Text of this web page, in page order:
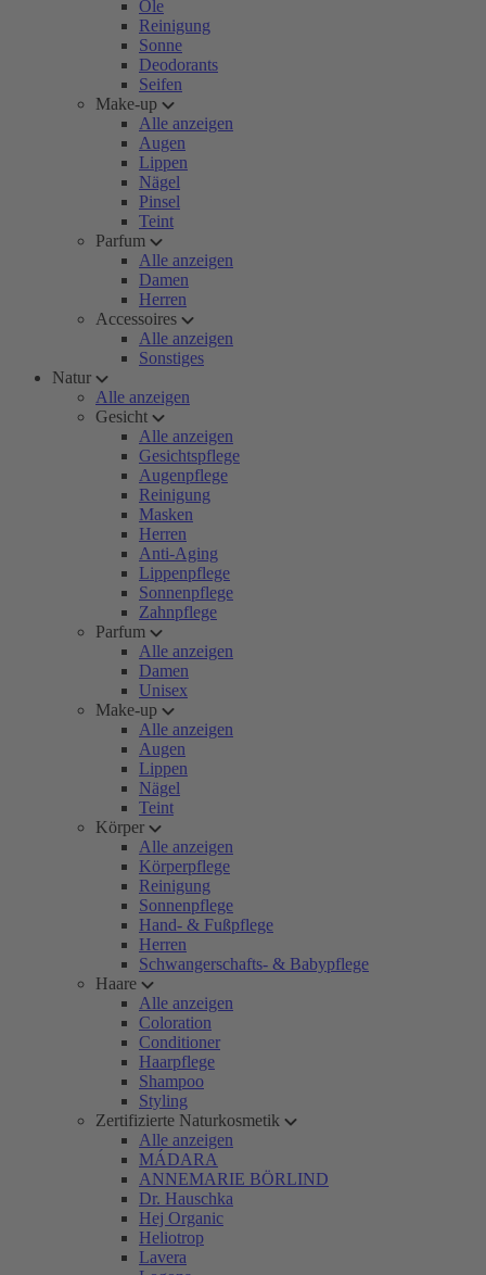
Öle
Reinigung
Sonne
Deodorants
Seifen
Make-up
Alle anzeigen
Augen
Lippen
Nägel
Pinsel
Teint
Parfum
Alle anzeigen
Damen
Herren
Accessoires
Alle anzeigen
Sonstiges
Natur
Alle anzeigen
Gesicht
Alle anzeigen
Gesichtspflege
Augenpflege
Reinigung
Masken
Herren
Anti-Aging
Lippenpflege
Sonnenpflege
Zahnpflege
Parfum
Alle anzeigen
Damen
Unisex
Make-up
Alle anzeigen
Augen
Lippen
Nägel
Teint
Körper
Alle anzeigen
Körperpflege
Reinigung
Sonnenpflege
Hand- & Fußpflege
Herren
Schwangerschafts- & Babypflege
Haare
Alle anzeigen
Coloration
Conditioner
Haarpflege
Shampoo
Styling
Zertifizierte Naturkosmetik
Alle anzeigen
MÁDARA
ANNEMARIE BÖRLIND
Dr. Hauschka
Hej Organic
Heliotrop
Lavera